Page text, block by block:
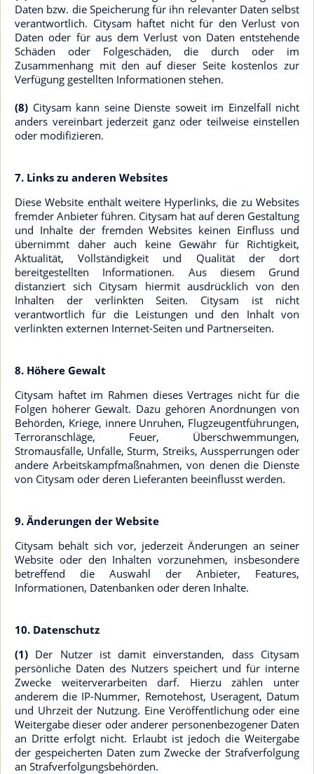
Daten bzw. die Speicherung für ihn relevanter Daten selbst
verantwortlich. Citysam haftet nicht für den Verlust von
Daten oder für aus dem Verlust von Daten entstehende
Schäden oder Folgeschäden, die durch oder im
Zusammenhang mit den auf dieser Seite kostenlos zur
Verfügung gestellten Informationen stehen.
(8) Citysam kann seine Dienste soweit im Einzelfall nicht
anders vereinbart jederzeit ganz oder teilweise einstellen
oder modifizieren.
7. Links zu anderen Websites
Diese Website enthält weitere Hyperlinks, die zu Websites
fremder Anbieter führen. Citysam hat auf deren Gestaltung
und Inhalte der fremden Websites keinen Einfluss und
übernimmt daher auch keine Gewähr für Richtigkeit,
Aktualität, Vollständigkeit und Qualität der dort
bereitgestellten Informationen. Aus diesem Grund
distanziert sich Citysam hiermit ausdrücklich von den
Inhalten der verlinkten Seiten. Citysam ist nicht
verantwortlich für die Leistungen und den Inhalt von
verlinkten externen Internet-Seiten und Partnerseiten.
8. Höhere Gewalt
Citysam haftet im Rahmen dieses Vertrages nicht für die
Folgen höherer Gewalt. Dazu gehören Anordnungen von
Behörden, Kriege, innere Unruhen, Flugzeugentführungen,
Terroranschläge, Feuer, Überschwemmungen,
Stromausfälle, Unfälle, Sturm, Streiks, Aussperrungen oder
andere Arbeitskampfmaßnahmen, von denen die Dienste
von Citysam oder deren Lieferanten beeinflusst werden.
9. Änderungen der Website
Citysam behält sich vor, jederzeit Änderungen an seiner
Website oder den Inhalten vorzunehmen, insbesondere
betreffend die Auswahl der Anbieter, Features,
Informationen, Datenbanken oder deren Inhalte.
10. Datenschutz
(1) Der Nutzer ist damit einverstanden, dass Citysam
persönliche Daten des Nutzers speichert und für interne
Zwecke weiterverarbeiten darf. Hierzu zählen unter
anderem die IP-Nummer, Remotehost, Useragent, Datum
und Uhrzeit der Nutzung. Eine Veröffentlichung oder eine
Weitergabe dieser oder anderer personenbezogener Daten
an Dritte erfolgt nicht. Erlaubt ist jedoch die Weitergabe
der gespeicherten Daten zum Zwecke der Strafverfolgung
an Strafverfolgungsbehörden.